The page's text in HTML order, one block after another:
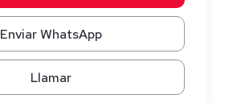
Enviar WhatsApp
Llamar